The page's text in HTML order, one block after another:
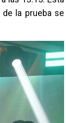
la prueba se